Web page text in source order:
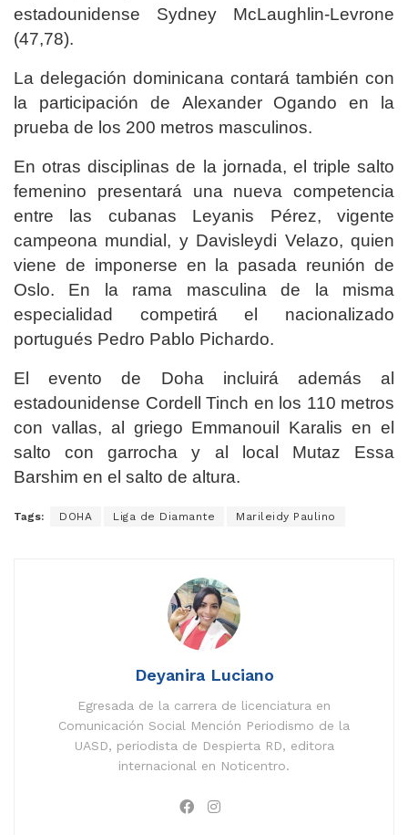
estadounidense Sydney McLaughlin-Levrone
(47,78).
La delegación dominicana contará también con
la participación de Alexander Ogando en la
prueba de los 200 metros masculinos.
En otras disciplinas de la jornada, el triple salto
femenino presentará una nueva competencia
entre las cubanas Leyanis Pérez, vigente
campeona mundial, y Davisleydi Velazo, quien
viene de imponerse en la pasada reunión de
Oslo. En la rama masculina de la misma
especialidad competirá el nacionalizado
portugués Pedro Pablo Pichardo.
El evento de Doha incluirá además al
estadounidense Cordell Tinch en los 110 metros
con vallas, al griego Emmanouil Karalis en el
salto con garrocha y al local Mutaz Essa
Barshim en el salto de altura.
Tags: DOHA Liga de Diamante Marileidy Paulino
Deyanira Luciano
Egresada de la carrera de licenciatura en
Comunicación Social Mención Periodismo de la
UASD, periodista de Despierta RD, editora
internacional en Noticentro.